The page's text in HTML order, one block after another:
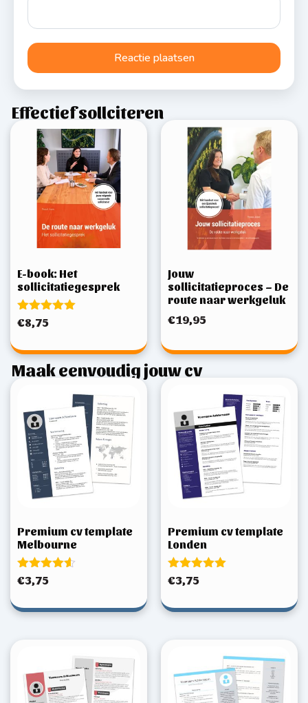
Effectief sollciteren
E-book: Het
sollicitatiegesprek
Gewaardeerd
5.00
€8,75
Jouw
sollicitatieproces – De
route naar werkgeluk
€19,95
Maak eenvoudig jouw cv
Premium cv template
Melbourne
Gewaardeerd
4.50
€3,75
Premium cv template
Londen
Gewaardeerd
5.00
€3,75